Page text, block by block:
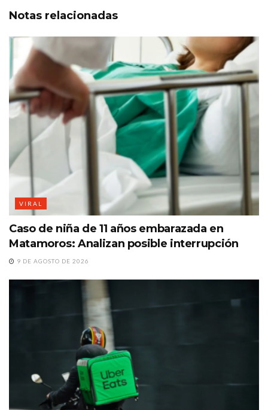
Notas relacionadas
VIRAL
Caso de niña de 11 años embarazada en
Matamoros: Analizan posible interrupción
9 DE AGOSTO DE 2026